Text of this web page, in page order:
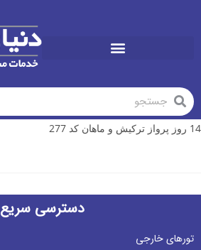
14 روز پرواز ترکیش و ماهان کد 277
دسترسی سریع
تورهای خارجی